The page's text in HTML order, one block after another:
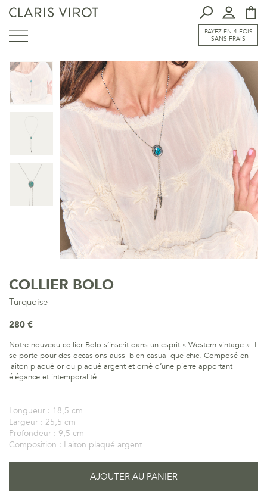
PAYEZ EN 4 FOIS
SANS FRAIS
COLLIER BOLO
Turquoise
280 €
Notre nouveau collier Bolo s’inscrit dans un esprit « Western vintage ». Il
se porte pour des occasions aussi bien casual que chic. Composé en
laiton plaqué or ou plaqué argent et orné d’une pierre apportant
élégance et intemporalité.
Longueur : 18,5 cm
Largeur : 25,5 cm
Profondeur : 9,5 cm
Composition : Laiton plaqué argent
AJOUTER AU PANIER